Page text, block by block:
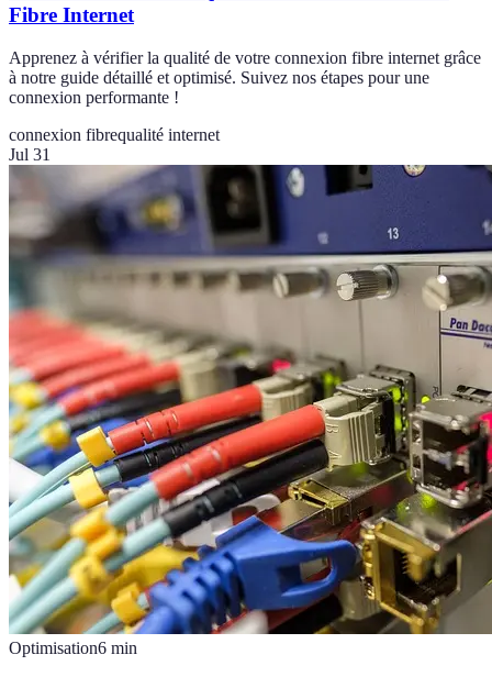
Fibre Internet
Apprenez à vérifier la qualité de votre connexion fibre internet grâce
à notre guide détaillé et optimisé. Suivez nos étapes pour une
connexion performante !
connexion fibrequalité internet
Jul 31
Optimisation6 min